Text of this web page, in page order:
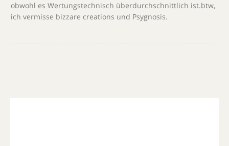
obwohl es Wertungstechnisch überdurchschnittlich ist.btw,
ich vermisse bizzare creations und Psygnosis.